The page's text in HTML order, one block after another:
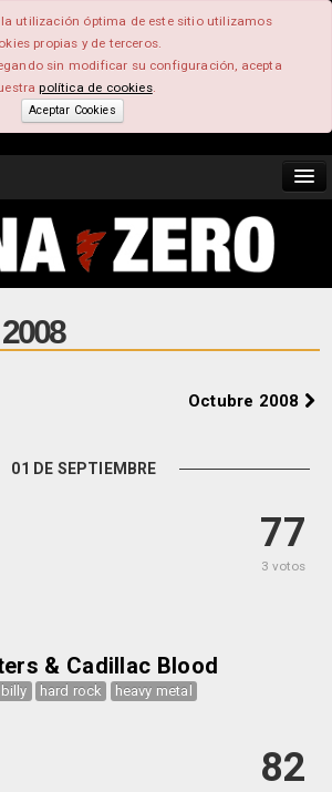
la utilización óptima de este sitio utilizamos
propias y de terceros.
sin modificar su configuración, acepta
política de cookies.
Aceptar Cookies
Octubre 2008
01 DE SEPTIEMBRE
77
3 votos
& Cadillac Blood
hard rock heavy metal
82